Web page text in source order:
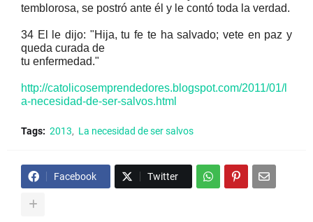
temblorosa, se postró ante él y le contó toda la verdad.
34 El le dijo: "Hija, tu fe te ha salvado; vete en paz y
queda curada de
tu enfermedad."
http://catolicosemprendedores.blogspot.com/2011/01/l
a-necesidad-de-ser-salvos.html
Tags: 2013 La necesidad de ser salvos
Facebook Twitter